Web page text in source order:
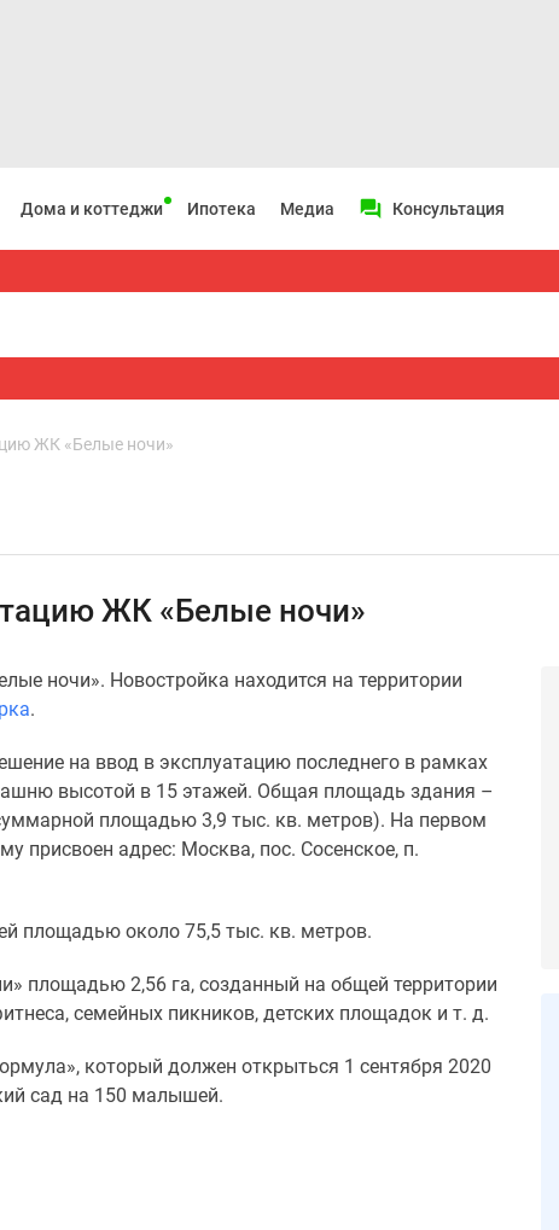
Дома и коттеджи Ипотека Медиа Консультация
ЖК «Белые ночи»
ЖК «Белые ночи»
ночи». Новостройка находится на территории
.
на ввод в эксплуатацию последнего в рамках
высотой в 15 этажей. Общая площадь здания –
площадью 3,9 тыс. кв. метров). На первом
присвоен адрес: Москва, пос. Сосенское, п.
площадью около 75,5 тыс. кв. метров.
площадью 2,56 га, созданный на общей территории
семейных пикников, детских площадок и т. д.
который должен открыться 1 сентября 2020
сад на 150 малышей.